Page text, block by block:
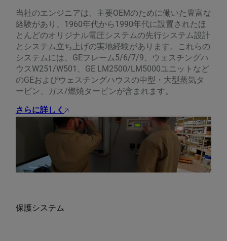
当社のエンジニアは、主要OEMのために働いた豊富な
経験があり、1960年代から1990年代に設置されたほ
とんどのオリジナル電圧システムの先行システム設計
とシステム立ち上げの実地経験があります。これらの
システムには、GEフレーム5/6/7/9、ウェスチングハ
ウスW251/W501、GE LM2500/LM5000ユニットなど
のGEおよびウェスチングハウスの中型・大型蒸気タ
ービン、ガス/燃焼タービンが含まれます。
さらに詳しく
保護システム